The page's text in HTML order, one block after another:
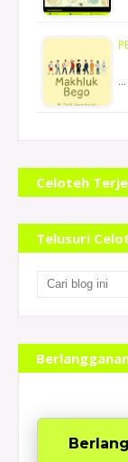
…
Celoteh
Telusuri